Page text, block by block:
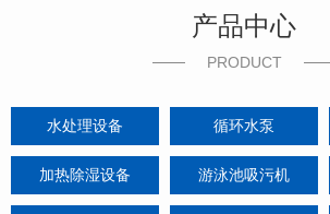
产品中心
PRODUCT
水处理设备 循环水泵
加热除湿设备 游泳池吸污机